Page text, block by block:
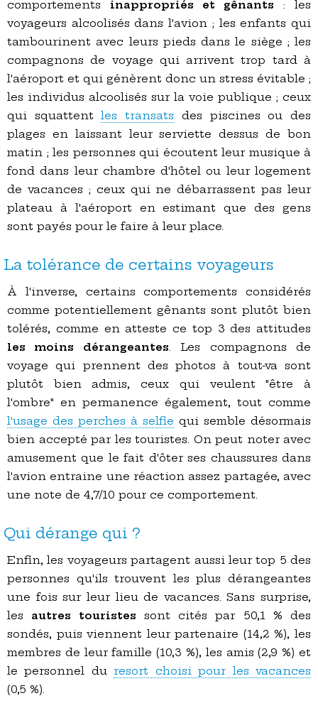
comportements inappropriés et gênants : les
voyageurs alcoolisés dans l'avion ; les enfants qui
tambourinent avec leurs pieds dans le siège ; les
compagnons de voyage qui arrivent trop tard à
l'aéroport et qui génèrent donc un stress évitable ;
les individus alcoolisés sur la voie publique ; ceux
qui squattentles transats des piscines ou des
plages en laissant leur serviette dessus de bon
matin ; les personnes qui écoutent leur musique à
fond dans leur chambre d'hôtel ou leur logement
de vacances ; ceux qui ne débarrassent pas leur
plateau à l'aéroport en estimant que des gens
sont payés pour le faire à leur place.
La tolérance de certains voyageurs
À l'inverse, certains comportements considérés
comme potentiellement gênants sont plutôt bien
tolérés, comme en atteste ce top 3 des attitudes
les moins dérangeantes. Les compagnons de
voyage qui prennent des photos à tout-va sont
plutôt bien admis, ceux qui veulent "être à
l'ombre" en permanence également, tout comme
l'usage des perches à selfie qui semble désormais
bien accepté par les touristes. On peut noter avec
amusement que le fait d'ôter ses chaussures dans
l'avion entraine une réaction assez partagée, avec
une note de 4,7/10 pour ce comportement.
Qui dérange qui ?
Enfin, les voyageurs partagent aussi leur top 5 des
personnes qu'ils trouvent les plus dérangeantes
une fois sur leur lieu de vacances. Sans surprise,
les autres touristes sont cités par 50,1 % des
sondés, puis viennent leur partenaire (14,2 %), les
membres de leur famille (10,3 %), les amis (2,9 %) et
le personnel du resort choisi pour les vacances
(0,5 %).